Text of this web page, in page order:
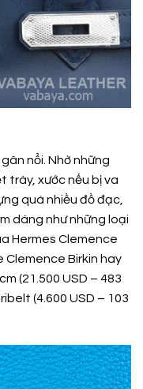
nổi. Nhờ những
trày, xước nếu bị va
quá nhiều đồ đạc,
dáng như những loại
Hermes Clemence
Clemence Birkin hay
(21.500 USD – 483
(4.600 USD – 103